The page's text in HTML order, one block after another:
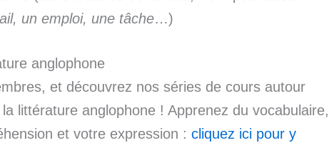
un emploi, une tâche…)
anglophone
et découvrez nos séries de cours autour
littérature anglophone ! Apprenez du vocabulaire,
et votre expression : cliquez ici pour y